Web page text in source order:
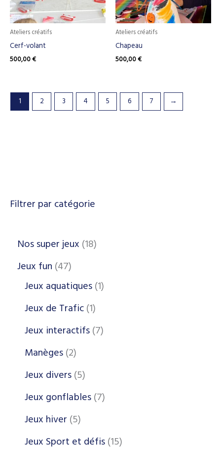
Filtrer par catégorie
Nos super jeux 18
Jeux fun 47
Jeux aquatiques 1
Jeux de Trafic 1
Jeux interactifs 7
Manèges 2
Jeux divers 5
Jeux gonflables 7
Jeux hiver 5
Jeux Sport et défis 15
Ateliers créatifs
Cerf-volant
500,00€
Ateliers créatifs
Chapeau
500,00€
1 2 3 4 5 6 7 →